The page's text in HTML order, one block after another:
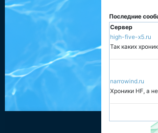
Последние
Сервер
high-five-x5.ru
Так каких
narrowind.ru
Хроники HF, а